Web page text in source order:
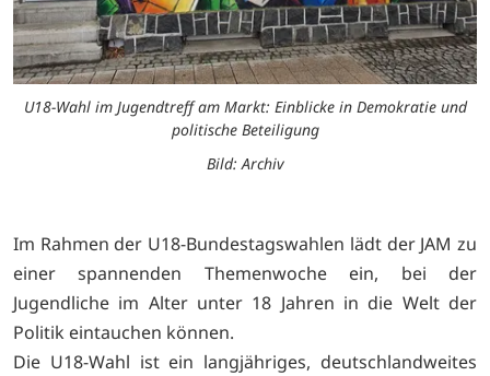
U18-Wahl im Jugendtreff am Markt: Einblicke in Demokratie und
politische Beteiligung
Bild: Archiv
Im Rahmen der U18-Bundestagswahlen lädt der JAM zu
einer spannenden Themenwoche ein, bei der
Jugendliche im Alter unter 18 Jahren in die Welt der
Politik eintauchen können.
Die U18-Wahl ist ein langjähriges, deutschlandweites